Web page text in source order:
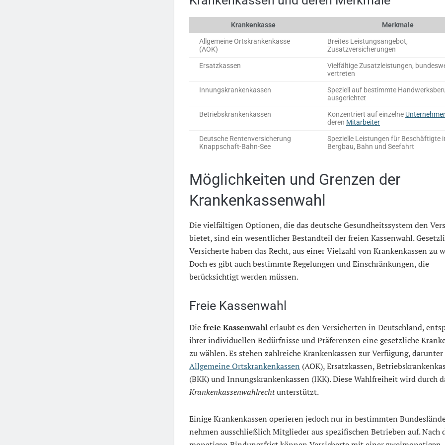
Krankenkasse Merkmale
Allgemeine Ortskrankenkasse
(AOK)
Breites Leistungsangebot,
Zusatzversicherungen
Ersatzkassen
Vielfältige Zusatzleistungen,
vertreten
Innungskrankenkassen
Speziell auf bestimmte
ausgerichtet
Betriebskrankenkassen Konzentriert auf einzelne
deren Mitarbeiter
Deutsche Rentenversicherung
Knappschaft-Bahn-See
Spezielle Leistungen für Beschäftigte
Bergbau, Bahn und Seefahrt
Möglichkeiten und Grenzen der
Krankenkassenwahl
Die vielfältigen Optionen, die das deutsche Gesundheitssystem den
bietet, sind ein wesentlicher Bestandteil der freien Kassenwahl.
Versicherte haben das Recht, aus einer Vielzahl von Krankenkassen zu
Doch es gibt auch bestimmte Regelungen und Einschränkungen, die
berücksichtigt werden müssen.
Freie Kassenwahl
Diefreie Kassenwahlerlaubt es den Versicherten in Deutschland,
ihrer individuellen Bedürfnisse und Präferenzen eine gesetzliche
zu wählen. Es stehen zahlreiche Krankenkassen zur Verfügung, darunter
Allgemeine Ortskrankenkassen (AOK), Ersatzkassen,
(BKK) und Innungskrankenkassen (IKK). Diese Wahlfreiheit wird durch
Krankenkassenwahlrechtunterstützt.
Einige Krankenkassen operieren jedoch nur in bestimmten
nehmen ausschließlich Mitglieder aus spezifischen Betrieben auf. Nach